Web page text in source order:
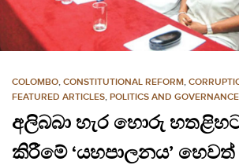
e
COLOMBO, CONSTITUTIONAL REFORM,
FEATURED ARTICLES, POLITICS AND GOVERNANCE
අලිබබා හැර හොරු
කිරීමේ ‘යහපාලනය’